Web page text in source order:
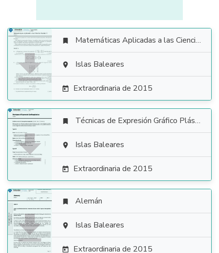

 Matemáticas Aplicadas a las Ciencias Sociales
 Islas Baleares
 Extraordinaria de 2015

 Técnicas de Expresión Gráfico Plástica
 Islas Baleares
 Extraordinaria de 2015

 Alemán
 Islas Baleares
 Extraordinaria de 2015